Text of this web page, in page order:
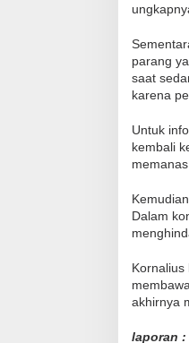
parang
saat
karena
Untuk
kembali
Dalam
akhirnya
laporan